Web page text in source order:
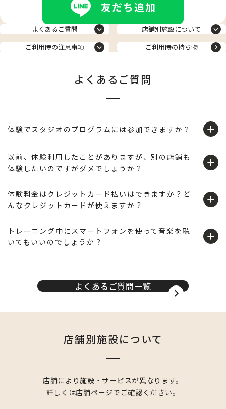
よくあるご質問
店舗別施設について
ご利用時の注意事項
ご利用時の持ち物
よくあるご質問
体験でスタジオのプログラムには参加できますか？
ております。お手数ですが、体験を希望される店舗へお電話
でのご相談をお願いします。また、来店時にフロントでご相
内いたします。
※一部、体験参加ができないプログラムもございます。
以前、体験利用したことがありますが、別の店舗も
体験したいのですがダメでしょうか？
体験利用は原則としてお一人様1回とさせていただいており
ますが、ご入会を検討されているお客様はご事情と、2回目
の体験希望の旨を「入会希望店舗」へ直接ご相談ください。
体験料金はクレジットカード払いはできますか？ど
んなクレジットカードが使えますか？
JCB・VISA・NICOS・アメックス・ダイナース・マスタ
ー・オリコ・ジャックス等のクレジットカードでお支払いい
ただけます。
トレーニング中にスマートフォンを使って音楽を聴
いてもいいのでしょうか？
トレーニングジム内は、スマートフォンで音楽を聴きながら
トレーニングできます。その際は音のでない設定にしてご自
よくあるご質問一覧
店舗別施設について
店舗により施設・サービスが異なります。
詳しくは店舗ページでご確認ください。